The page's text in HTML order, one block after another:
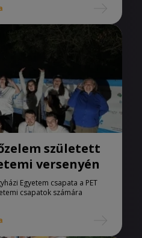
született
versenyén
Egyetem csapata a PET
csapatok számára